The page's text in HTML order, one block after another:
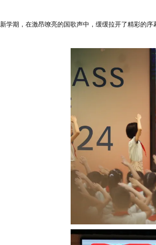
新学期，在激昂嘹亮的国歌声中，缓缓拉开了精彩的